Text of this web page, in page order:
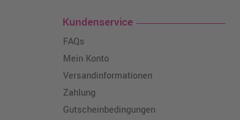
Kundenservice
FAQs
Mein Konto
Versandinformationen
Zahlung
Gutscheinbedingungen